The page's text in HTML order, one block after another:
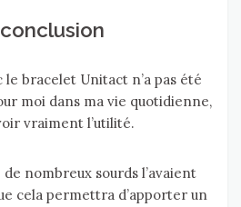
bracelet Unitact n’a pas été
moi dans ma vie quotidienne,
vraiment l’utilité.
de nombreux sourds l’avaient
cela permettra d’apporter un